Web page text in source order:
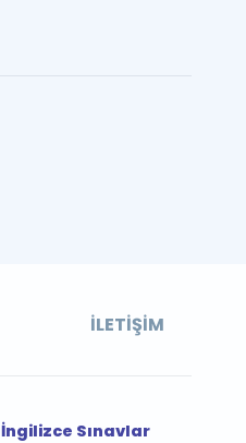
İLETIŞIM
İngilizce Sınavlar